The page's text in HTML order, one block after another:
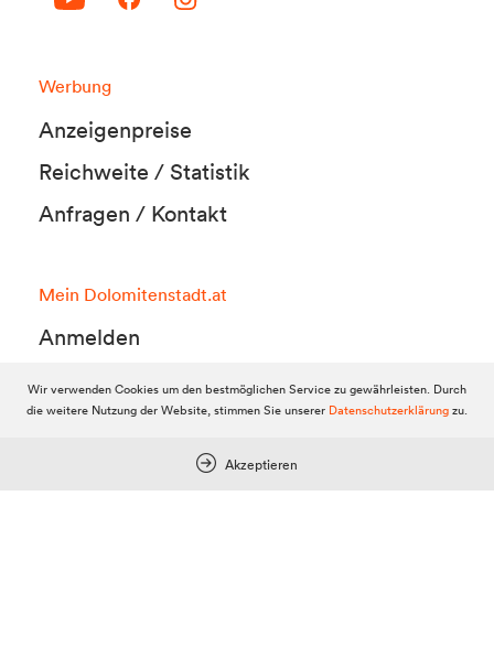
Werbung
Anzeigenpreise
Reichweite / Statistik
Anfragen / Kontakt
Mein Dolomitenstadt.at
Anmelden
Registrieren
FAQ & Service
Wir verwenden Cookies um den bestmöglichen Service zu gewährleisten. Durch
die weitere Nutzung der Website, stimmen Sie unserer Datenschutzerklärungzu.
Akzeptieren